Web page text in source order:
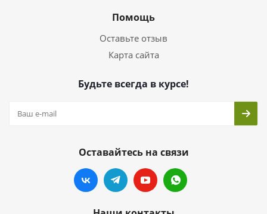
Помощь
Оставьте отзыв
Карта сайта
Будьте всегда в курсе!
Оставайтесь на связи